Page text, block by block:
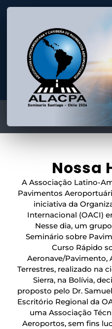
Nossa
A Associação Latino-
Pavimentos
iniciativa da
Internacional (OACI)
Nesse dia, um
Seminário sobre
Curso Rápido
Aeronave/Pavimento,
Terrestres, realizado na
Sierra, na Bolívia,
proposto pelo Dr.
Escritório Regional da
uma Associação
Aeroportos, sem fins